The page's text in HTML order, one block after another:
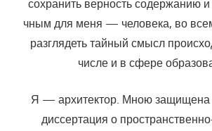
сохранить верность содержанию
чным для меня — человека, во
разглядеть тайный смысл
числе и в сфере
Я — архитектор. Мною защищена
диссертация о